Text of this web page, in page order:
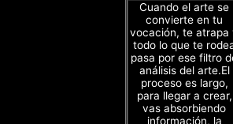
Cuando el arte se
convierte en tu
vocación, te atrapa
todo lo que te
pasa por ese filtro
análisis del arte.El
proceso es largo,
para llegar a crear,
vas absorbiendo
información, la